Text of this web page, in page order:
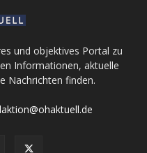
und objektives Portal zu
Informationen, aktuelle
Nachrichten finden.